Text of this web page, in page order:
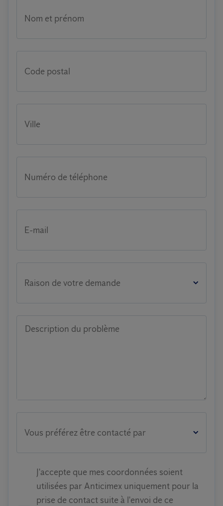
Nom et prénom
Code postal
Ville
Numéro de téléphone
E-mail
Raison de votre demande
Description du problème
Vous préférez être contacté par
J'accepte que mes coordonnées soient
utilisées par Anticimex uniquement pour la
prise de contact suite à l'envoi de ce